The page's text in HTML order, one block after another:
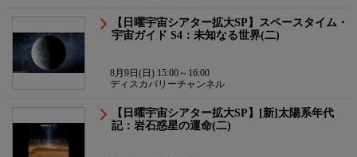
【日曜宇宙シアター拡大SP】スペースタイム・
宇宙ガイド S4：未知なる世界(二)
8月9日(日) 15:00～16:00
ディスカバリーチャンネル
【日曜宇宙シアター拡大SP】[新]太陽系年代
記：岩石惑星の運命(二)